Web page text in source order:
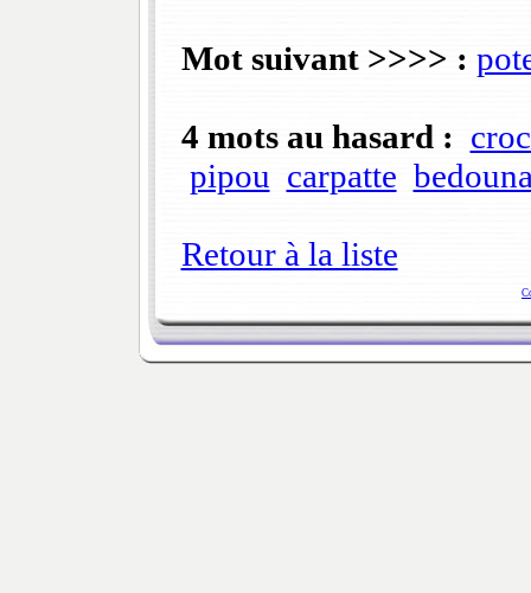
Mot suivant >>>> :
4 mots au hasard :
pipou carpatte
Retour à la liste